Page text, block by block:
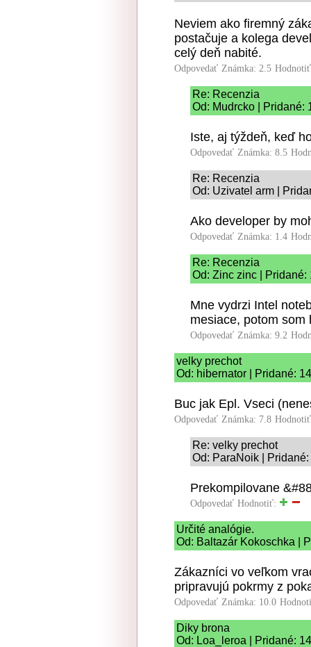
Neviem ako firemný
postačuje a kolega
celý deň nabité.
Odpovedať Známka: 2.5
Re: Recenzia
Od: Mudrcko | Pridané:
Iste, aj týždeň, keď
Odpovedať Známka: 8.5
Re: Recenzia
Od: Uzivatel arm |
Ako developer by
Odpovedať Známka: 1.4
Re: Recenzia
Od: Zinc zinc | Pridané:
Mne vydrzi Intel
mesiace, potom som
Odpovedať Známka: 9.2
velky prechot
Od: hibernator | Pridané:
Buc jak Epl. Vseci
Odpovedať Známka: 7.8
Re: velky prechot
Od: ParaNoik |
Prekompilovane
Odpovedať Hodnotiť:
Určité analógie.
Od: Baltazár Kokoschka |
Zákazníci vo veľkom
pripravujú pokrmy z
Odpovedať Známka: 10.0
Diky brona
Od: Loa_leroa | Pridané: